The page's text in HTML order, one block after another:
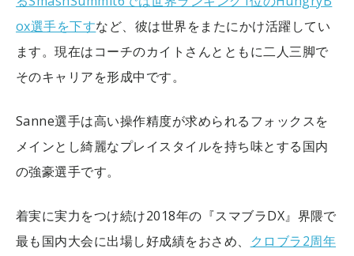
ox選手を下すなど、彼は世界をまたにかけ活躍してい
ます。現在はコーチのカイトさんとともに二人三脚で
そのキャリアを形成中です。
Sanne選手は高い操作精度が求められるフォックスを
メインとし綺麗なプレイスタイルを持ち味とする国内
の強豪選手です。
着実に実力をつけ続け2018年の『スマブラDX』界隈で
最も国内大会に出場し好成績をおさめ、
クロブラ2周年